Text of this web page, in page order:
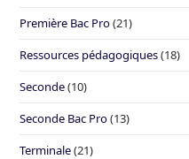
Première Bac Pro(21)
Ressources pédagogiques(18)
Seconde(10)
Seconde Bac Pro(13)
Terminale(21)